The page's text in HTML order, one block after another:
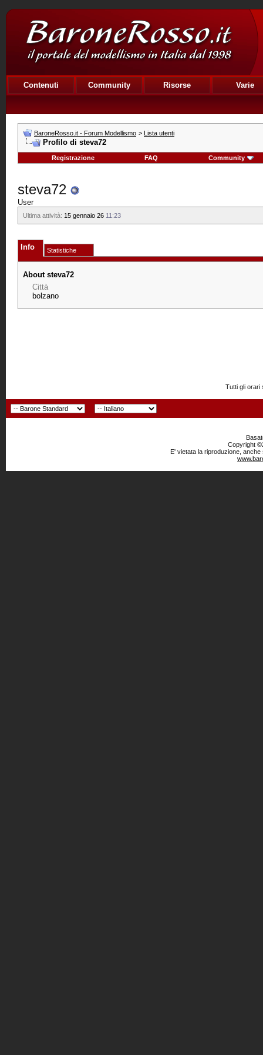
Contenuti Community Risorse Varie
BaroneRosso.it - Forum Modellismo > Lista utenti
Profilo di steva72
Registrazione FAQ Community
steva72
User
Ultima attività: 15 gennaio 26 11:23
Info Statistiche
About steva72
Città
bolzano
Tutti gli orari
Copyright
E' vietata la riproduzione,